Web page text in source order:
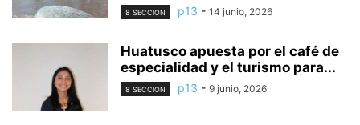
8 SECCION p13 - 14 junio, 2026
Huatusco apuesta por el café de
especialidad y el turismo para...
8 SECCION p13 - 9 junio, 2026